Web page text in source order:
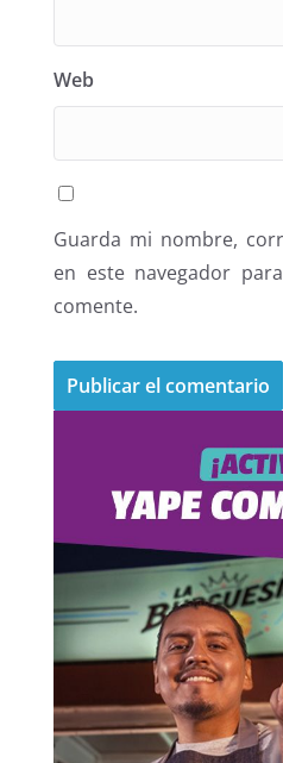
Web
Guarda mi nombre,
en este navegador
comente.